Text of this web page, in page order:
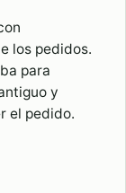
los pedidos.
para
y
el pedido.